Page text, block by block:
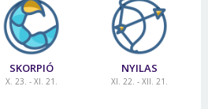
SKORPIÓ
X. 23. - XI. 21.
NYILAS
XI. 22. - XII. 21.